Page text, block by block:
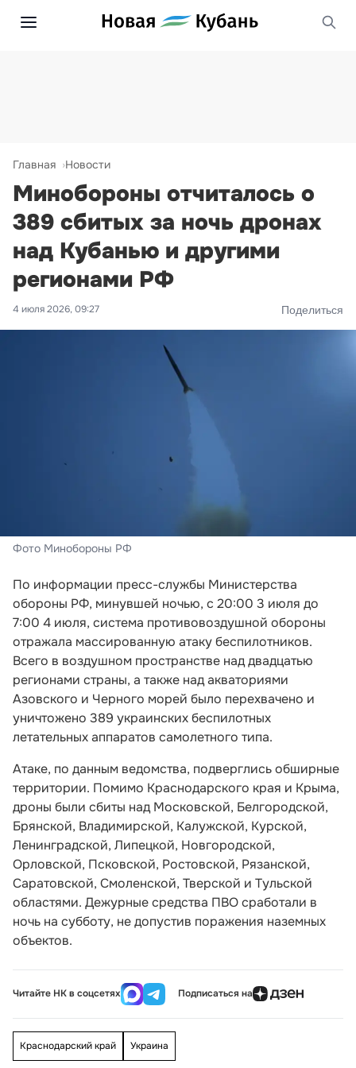
Главная Новости
Минобороны отчиталось о
389 сбитых за ночь дронах
над Кубанью и другими
регионами РФ
4 июля 2026, 09:27 Поделиться
Фото Минобороны РФ
По информации пресс-службы Министерства
обороны РФ, минувшей ночью, с 20:00 3 июля до
7:00 4 июля, система противовоздушной обороны
отражала массированную атаку беспилотников.
Всего в воздушном пространстве над двадцатью
регионами страны, а также над акваториями
Азовского и Черного морей было перехвачено и
уничтожено 389 украинских беспилотных
летательных аппаратов самолетного типа.
Атаке, по данным ведомства, подверглись обширные
территории. Помимо Краснодарского края и Крыма,
дроны были сбиты над Московской, Белгородской,
Брянской, Владимирской, Калужской, Курской,
Ленинградской, Липецкой, Новгородской,
Орловской, Псковской, Ростовской, Рязанской,
Саратовской, Смоленской, Тверской и Тульской
областями. Дежурные средства ПВО сработали в
ночь на субботу, не допустив поражения наземных
объектов.
Читайте НК в соцсетях Подписаться на
Краснодарский край Украина